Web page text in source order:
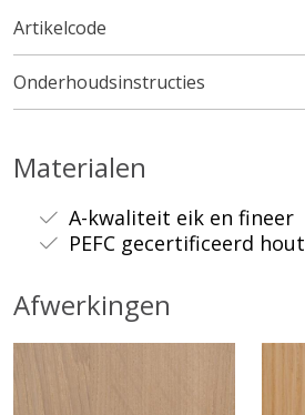
Artikelcode
Onderhoudsinstructies
Materialen
A-kwaliteit eik en fineer
PEFC gecertificeerd hout
Afwerkingen